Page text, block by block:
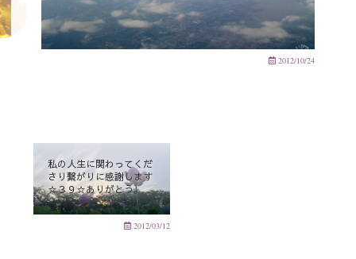
2012/10/24
私の人生に関わってくだ
さり繋がりに感謝します
☆３９☆ありがとう。
2012/03/12